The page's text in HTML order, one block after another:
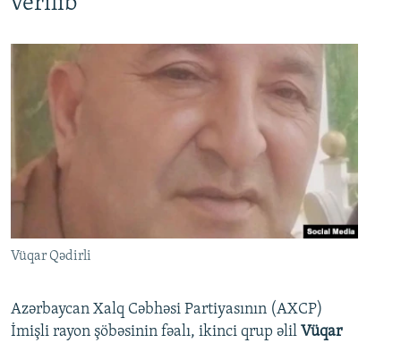
Vüqar Qədirli
Azərbaycan Xalq Cəbhəsi Partiyasının (AXCP)
İmişli rayon şöbəsinin fəalı, ikinci qrup əlil Vüqar